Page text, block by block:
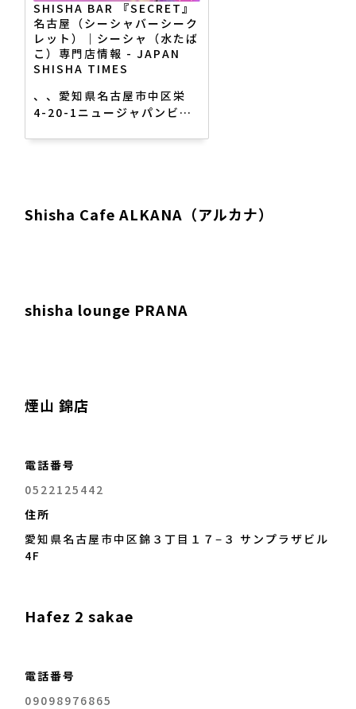
SHISHA BAR 『SECRET』
名古屋（シーシャバーシーク
レット）｜シーシャ（水たば
こ）専門店情報 - JAPAN
SHISHA TIMES
、、愛知県名古屋市中区栄
4-20-1ニュージャパンビル
せはご気軽にDM下さい 名古
レット）｜シーシャ（水たば
Shisha Cafe ALKANA（アルカナ）
shisha lounge PRANA
煙山 錦店
電話番号
0522125442
住所
愛知県名古屋市中区錦３丁目１７−３ サンプラザビル
4F
Hafez 2 sakae
電話番号
09098976865